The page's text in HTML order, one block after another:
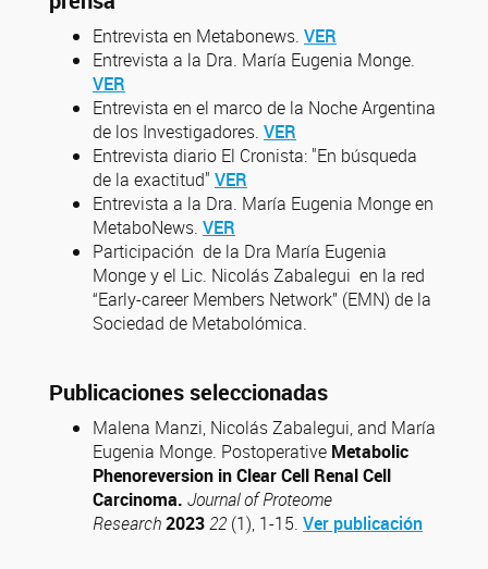
Entrevista en Metabonews. VER
Entrevista a la Dra. María Eugenia Monge.
VER
Entrevista en el marco de la Noche Argentina
de los Investigadores. VER
Entrevista diario El Cronista: "En búsqueda
de la exactitud" VER
Entrevista a la Dra. María Eugenia Monge en
MetaboNews. VER
Participación de la Dra María Eugenia
Monge y el Lic. Nicolás Zabalegui en la red
“Early-career Members Network” (EMN) de la
Sociedad de Metabolómica.
Publicaciones seleccionadas
Malena Manzi, Nicolás Zabalegui, and María
Eugenia Monge. Postoperative Metabolic
Phenoreversion in Clear Cell Renal Cell
Carcinoma. Journal of Proteome
Research202322 (1), 1-15. Ver publicación